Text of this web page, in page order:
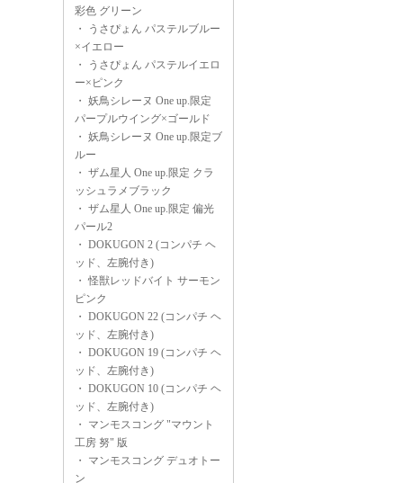
彩色 グリーン
・
うさぴょん パステルブルー
×イエロー
・
うさぴょん パステルイエロ
ー×ピンク
・ 妖鳥シレーヌ One up.限定
パープルウイング×ゴールド
・ 妖鳥シレーヌ One up.限定ブ
ルー
・ ザム星人 One up.限定 クラ
ッシュラメブラック
・ ザム星人 One up.限定 偏光
パール2
・ DOKUGON 2 (コンパチ ヘ
ッド、左腕付き)
・怪獣レッドバイト サーモン
ピンク
・ DOKUGON 22 (コンパチ ヘ
ッド、左腕付き)
・ DOKUGON 19 (コンパチ ヘ
ッド、左腕付き)
・ DOKUGON 10 (コンパチ ヘ
ッド、左腕付き)
・ マンモスコング "マウント
工房 努" 版
・ マンモスコング デュオトー
ン